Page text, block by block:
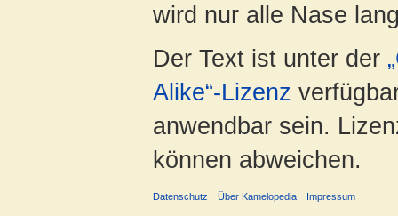
wird nur alle Nase
Der Text ist unter der
Alike“-Lizenz
anwendbar sein.
können abweichen.
Datenschutz Über Kamelopedia Impressum